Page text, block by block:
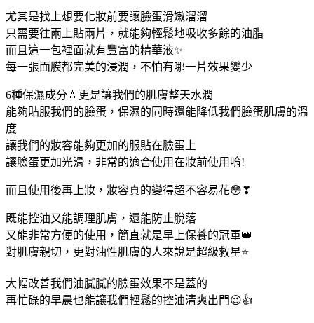
面
膜
50
枚
入
數
量
尤其是找上想要化妝前要讓臉蛋滑嫩溜溜
只需要往兩上貼兩片，就能夠輕鬆地吸收多餘的油脂
而且這一包裡面就有豐富的精華液✨
每一張面膜都完美的浸潤，不怕有哪一片效果變少
6種保濕成分💧更是讓我們的肌膚整天水潤
能夠貼服我們的臉蛋，保濕的同時還能降低我們臉蛋肌膚的溫
度
讓我們的妝容能夠更加的服貼在臉蛋上
讓臉蛋更加光滑，非常的適合使用在妝前使用唷!
而且使用後再上妝，妝容真的變得超不容易花😳❣
既能控油又能調理肌膚，還能防止脫落
又能非常方便的使用，簡直就是早上保養的冠軍👑
對肌膚親切，更對油性肌膚的人來說是超級救星⭐
大幅改善我們油膩膩的臉蛋效果不是蓋的
再忙碌的早晨也能讓我們輕鬆的控油清爽出門😉👍